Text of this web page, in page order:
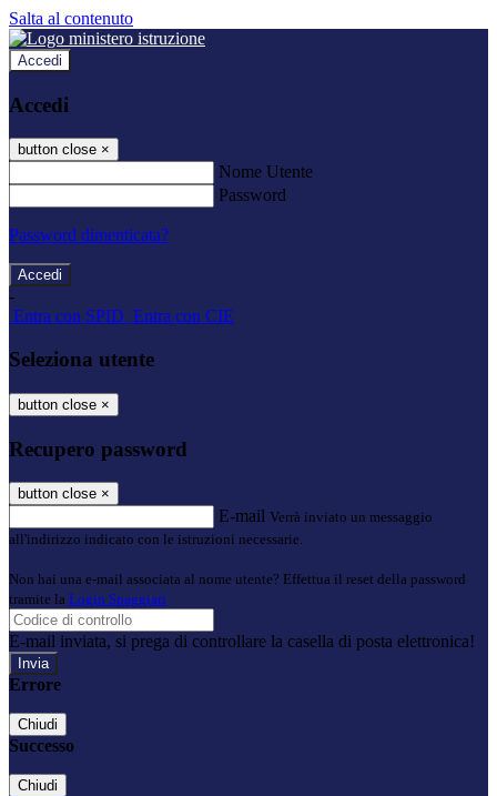
Salta al contenuto
Accedi
Accedi
button close ×
Nome Utente
Password
Password dimenticata?
-
Entra con SPID Entra con CIE
Seleziona utente
button close ×
Recupero password
button close ×
E-mail Verrà inviato un messaggio
all'indirizzo indicato con le istruzioni necessarie.
Non hai una e-mail associata al nome utente? Effettua il reset della password
tramite la Login Spaggiari
E-mail inviata, si prega di controllare la casella di posta elettronica!
Errore
Chiudi
Successo
Chiudi